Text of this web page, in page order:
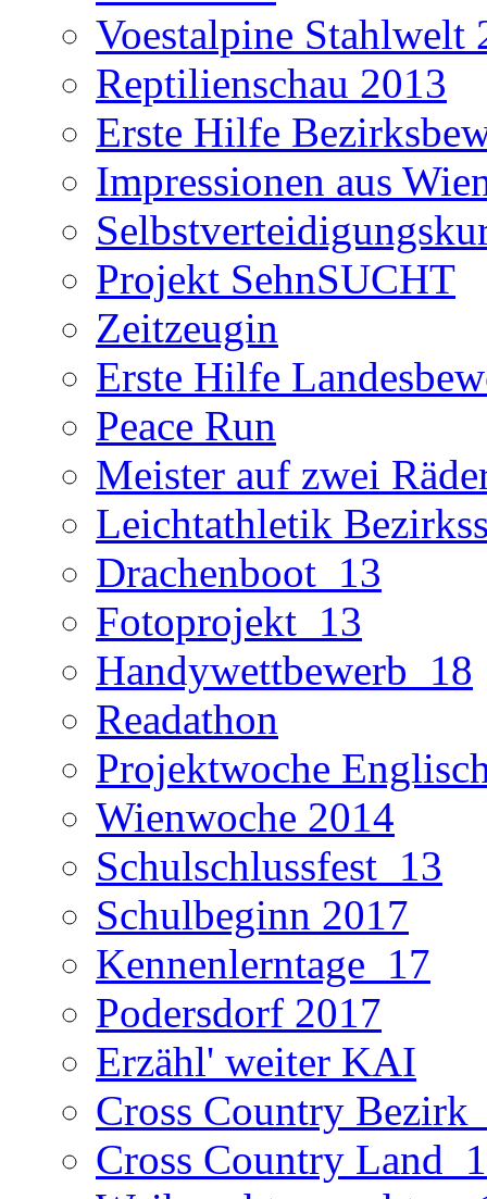
Voestalpine Stahlwelt
Reptilienschau 2013
Erste Hilfe
Impressionen aus
Projekt SehnSUCHT
Zeitzeugin
Erste Hilfe
Peace Run
Meister auf zwei
Leichtathletik
Drachenboot_13
Fotoprojekt_13
Handywettbewerb_18
Readathon
Projektwoche
Wienwoche 2014
Schulschlussfest_13
Schulbeginn 2017
Kennenlerntage_17
Podersdorf 2017
Erzähl' weiter KAI
Cross Country
Cross Country